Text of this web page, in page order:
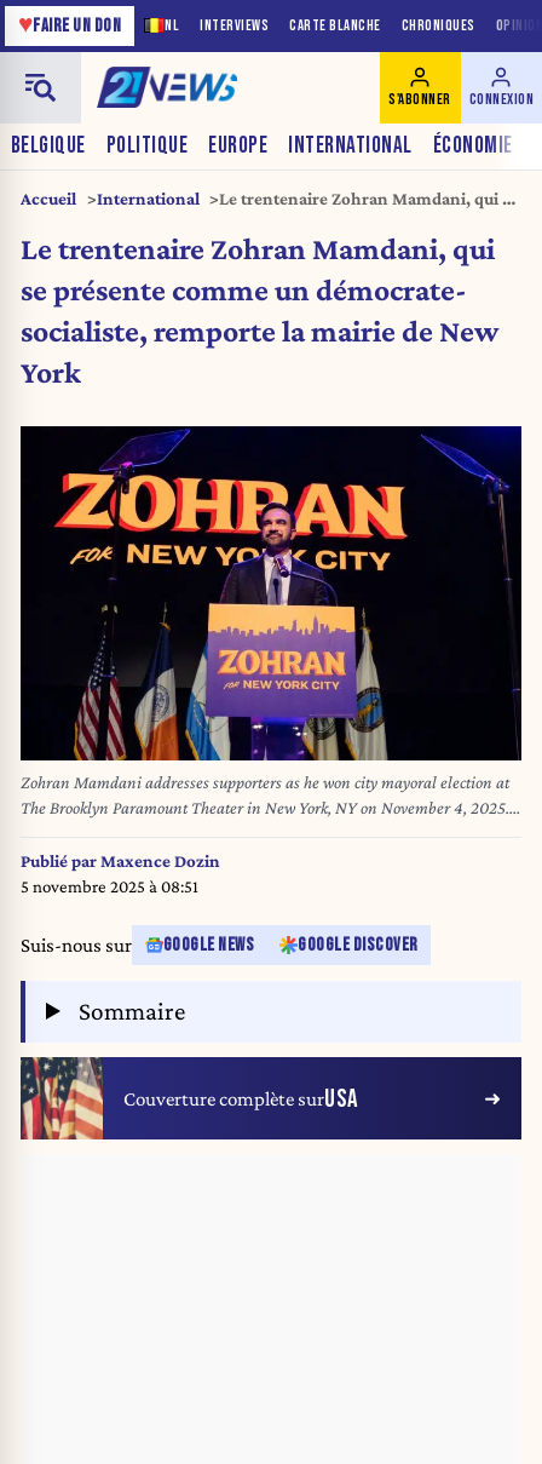
NL INTERVIEWS CARTE BLANCHE CHRONIQUES
♥FAIRE UN DON
BELGIQUE POLITIQUE EUROPE INTERNATIONAL ÉCONOMIE
S'ABONNER CONNEXION
Accueil International
Le trentenaire Zohran Mamdani, qui se
socialiste, remporte la mairie de New
Le trentenaire Zohran Mamdani, qui
se présente comme un démocrate-
socialiste, remporte la mairie de New
York
Zohran Mamdani addresses supporters as he won city mayoral election at
The Brooklyn Paramount Theater in New York, NY on November 4, 2025.
Zohran Mamdani won in three way race and defeated independent
candidate Andrew Cuomo and Republican candidate Curtis Sliwa. (Photo
by Lev Radin/Sipa USA)
Publié parMaxence Dozin
5 novembre 2025 à 08:51
Suis-nous sur GOOGLE NEWS GOOGLE DISCOVER
Sommaire
Couverture complète surUSA